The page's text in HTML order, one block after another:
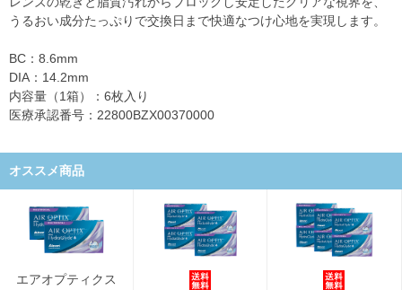
うるおい成分たっぷりで交換日まで快適なつけ心地を実現します。
BC：8.6mm
DIA：14.2mm
内容量（1箱）：6枚入り
医療承認番号：22800BZX00370000
オススメ商品
エアオプティクス